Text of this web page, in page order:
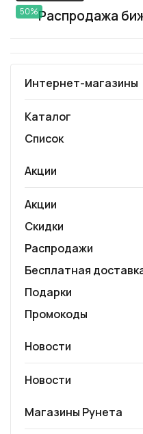
50%Распродажа
Интернет-магазины
Каталог
Список
Акции
Акции
Скидки
Распродажи
Бесплатная
Подарки
Промокоды
Новости
Новости
Магазины Рунета